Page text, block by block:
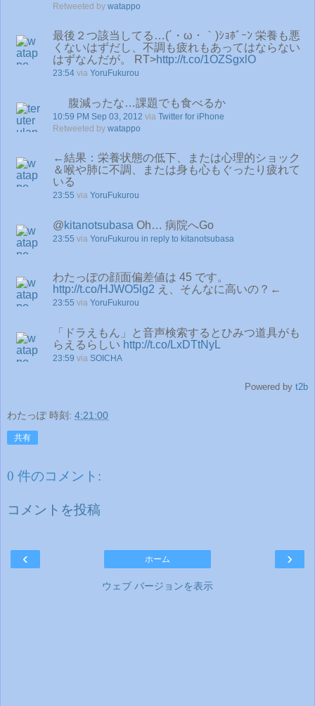
Retweeted by watappo
最後２つ該当してる…(´・ω・｀)ｼｮﾎﾞｰﾝ 栄養も悪
くないはずだし、不調も疲れもあってはならない
はずなんだが。 RT>http://t.co/1OZSgxlO
23:54 via YoruFukurou
腹減ったな…課題でも食べるか
10:59 PM Sep 03, 2012 via Twitter for iPhone
Retweeted by watappo
←結果：栄養状態の低下、または心理的ショック
＆喉や肺に不調、または身も心もぐったり疲れて
いる
23:55 via YoruFukurou
@kitanotsubasa Oh… 病院へGo
23:55 via YoruFukurou in reply to kitanotsubasa
わたっぽの顔面偏差値は 45 です。
http://t.co/HJWO5lg2 え、そんなに高いの？←
23:55 via YoruFukurou
「ドラえもん」と音声検索するとひみつ道具がも
らえるらしい http://t.co/LxDTtNyL
23:59 via SOICHA
Powered by t2b
わたっぽ 時刻: 4:21:00
共有
0 件のコメント:
コメントを投稿
‹ ›
ホーム
ウェブ バージョンを表示